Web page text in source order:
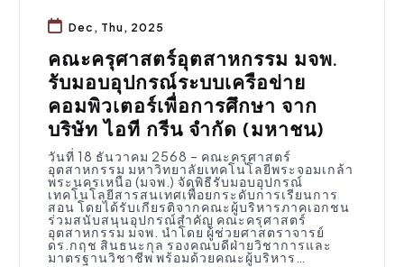
Dec, Thu, 2025
คณะครุศาสตร์อุตสาหกรรม มจพ.
รับมอบอุปกรณ์ระบบเครือข่าย
คอมพิวเตอร์เพื่อการศึกษา จาก
บริษัท ไอที กรีน จำกัด (มหาชน)
วันที่ 18 ธันวาคม 2568 – คณะครุศาสตร์
อุตสาหกรรม มหาวิทยาลัยเทคโนโลยีพระจอมเกล้า
พระนครเหนือ (มจพ.) จัดพิธีรับมอบอุปกรณ์
เทคโนโลยีสารสนเทศเพื่อยกระดับการเรียนการ
สอน โดยได้รับเกียรติจากคณะผู้บริหารภาคเอกชน
ร่วมสนับสนุนอุปกรณ์สำคัญ คณะครุศาสตร์
อุตสาหกรรม มจพ. นำโดย ผู้ช่วยศาสตราจารย์
ดร.กฤช สินธนะกุล รองคณบดีฝ่ายวิชาการและ
มาตรฐานวิชาชีพ พร้อมด้วยคณะผู้บริหาร…